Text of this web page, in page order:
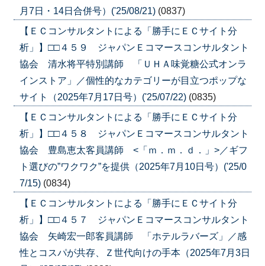
月7日・14日合併号）('25/08/21) (0837)
【ＥＣコンサルタントによる「勝手にＥＣサイト分
析」】□□４５９ ジャパンＥコマースコンサルタント
協会 清水将平特別講師 「ＵＨＡ味覚糖公式オンラ
インストア」／個性的なカテゴリーが目立つポップな
サイト（2025年7月17日号）('25/07/22) (0835)
【ＥＣコンサルタントによる「勝手にＥＣサイト分
析」】□□４５８ ジャパンＥコマースコンサルタント
協会 豊島恵太客員講師 <「ｍ．ｍ．ｄ．」>／ギフ
ト選びの”ワクワク”を提供（2025年7月10日号）('25/0
7/15) (0834)
【ＥＣコンサルタントによる「勝手にＥＣサイト分
析」】□□４５７ ジャパンＥコマースコンサルタント
協会 矢崎宏一郎客員講師 「ホテルラバーズ」／感
性とコスパが共存、Ｚ世代向けの手本（2025年7月3日